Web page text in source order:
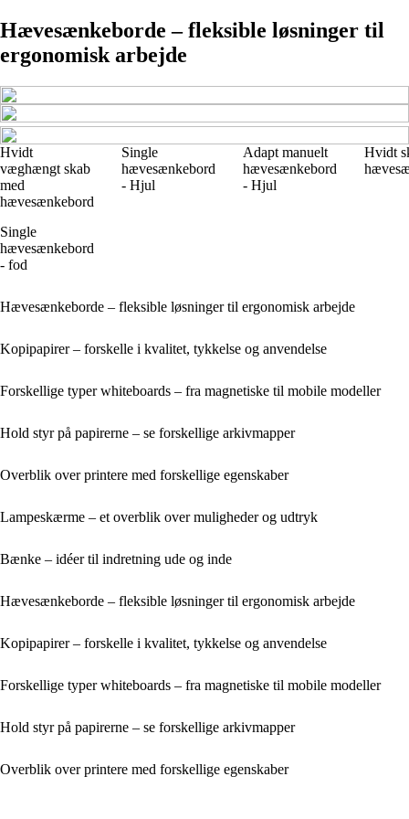
Hævesænkeborde – fleksible løsninger til
ergonomisk arbejde
Hvidt
væghængt skab
med
hævesænkebord
Single
hævesænkebord
- Hjul
Adapt manuelt
hævesænkebord
- Hjul
Hvidt
Single
hævesænkebord
- fod
Hævesænkeborde – fleksible løsninger til ergonomisk arbejde
Kopipapirer – forskelle i kvalitet, tykkelse og anvendelse
Forskellige typer whiteboards – fra magnetiske til mobile modeller
Hold styr på papirerne – se forskellige arkivmapper
Overblik over printere med forskellige egenskaber
Lampeskærme – et overblik over muligheder og udtryk
Bænke – idéer til indretning ude og inde
Hævesænkeborde – fleksible løsninger til ergonomisk arbejde
Kopipapirer – forskelle i kvalitet, tykkelse og anvendelse
Forskellige typer whiteboards – fra magnetiske til mobile modeller
Hold styr på papirerne – se forskellige arkivmapper
Overblik over printere med forskellige egenskaber